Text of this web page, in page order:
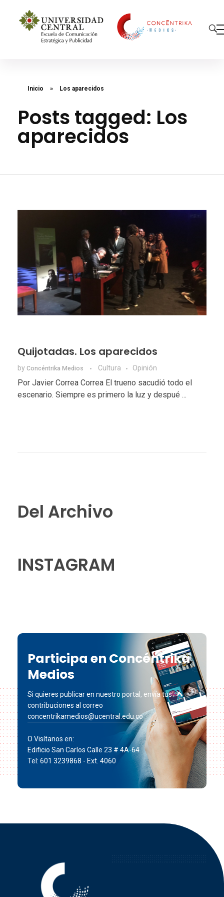
Inicio » Los aparecidos
Posts tagged: Los
aparecidos
Quijotadas. Los aparecidos
by Concéntrika Medios Cultura Opinión
Por Javier Correa Correa El trueno sacudió todo el
escenario. Siempre es primero la luz y despué ...
Del Archivo
INSTAGRAM
Participa en Concéntrika
Medios
Si quieres publicar en nuestro portal, envía tus
contribuciones al correo
concentrikamedios@ucentral.edu.co
O Visítanos en:
Edificio San Carlos Calle 23 # 4A-64
Tel: 601 3239868 - Ext. 4060